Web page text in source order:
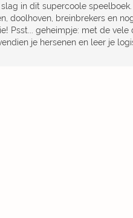
in dit supercoole
doolhoven, breinbrekers en
Psst... geheimpje: met de
je hersenen en leer je